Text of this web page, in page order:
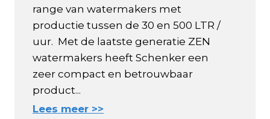
range van watermakers met
productie tussen de 30 en 500 LTR /
uur. Met de laatste generatie ZEN
watermakers heeft Schenker een
zeer compact en betrouwbaar
product...
Lees meer >>